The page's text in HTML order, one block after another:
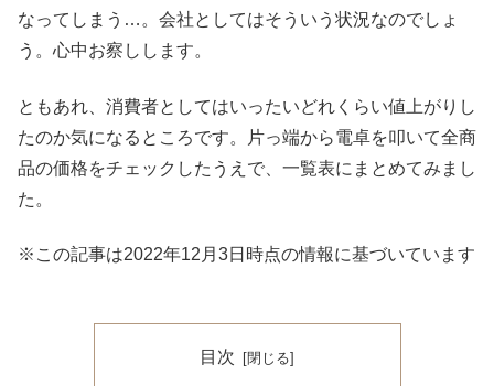
なってしまう…。会社としてはそういう状況なのでしょ
う。心中お察しします。
ともあれ、消費者としてはいったいどれくらい値上がりし
たのか気になるところです。片っ端から電卓を叩いて全商
品の価格をチェックしたうえで、一覧表にまとめてみまし
た。
※この記事は2022年12月3日時点の情報に基づいています
目次